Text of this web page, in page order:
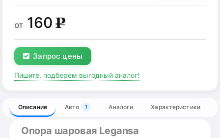
от 160g
Запрос цены
Пишите, подберем выгодный аналог!
Описание Авто 1 Аналоги Характеристики
Опора шаровая Legansa